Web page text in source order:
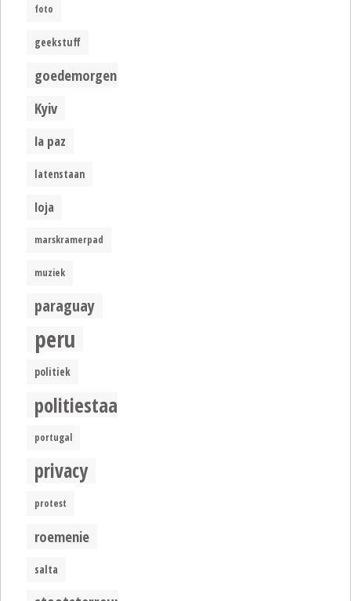
foto
geekstuff
goedemorgen
Kyiv
la paz
latenstaan
loja
marskramerpad
muziek
paraguay
peru
politiek
politiestaat
portugal
privacy
protest
roemenie
salta